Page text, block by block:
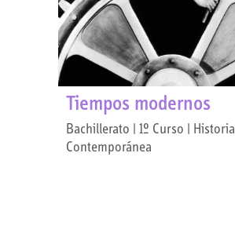
Tiempos modernos
Bachillerato | 1º Curso | Historia
Contemporánea